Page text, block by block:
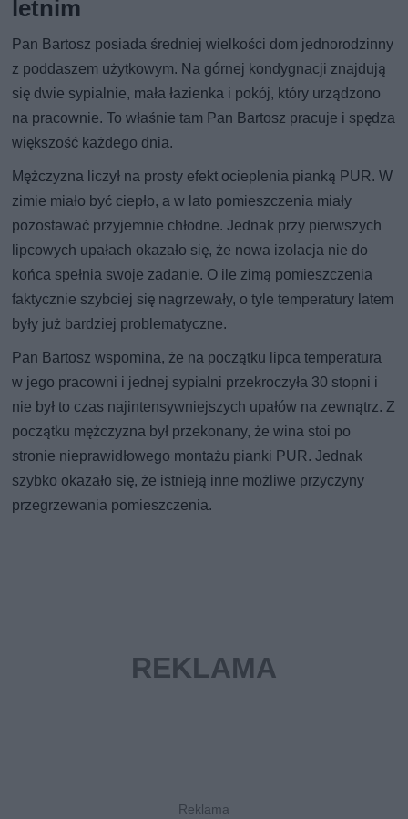
letnim
Pan Bartosz posiada średniej wielkości dom jednorodzinny
z poddaszem użytkowym. Na górnej kondygnacji znajdują
się dwie sypialnie, mała łazienka i pokój, który urządzono
na pracownie. To właśnie tam Pan Bartosz pracuje i spędza
większość każdego dnia.
Mężczyzna liczył na prosty efekt ocieplenia pianką PUR. W
zimie miało być ciepło, a w lato pomieszczenia miały
pozostawać przyjemnie chłodne. Jednak przy pierwszych
lipcowych upałach okazało się, że nowa izolacja nie do
końca spełnia swoje zadanie. O ile zimą pomieszczenia
faktycznie szybciej się nagrzewały, o tyle temperatury latem
były już bardziej problematyczne.
Pan Bartosz wspomina, że na początku lipca temperatura
w jego pracowni i jednej sypialni przekroczyła 30 stopni i
nie był to czas najintensywniejszych upałów na zewnątrz. Z
początku mężczyzna był przekonany, że wina stoi po
stronie nieprawidłowego montażu pianki PUR. Jednak
szybko okazało się, że istnieją inne możliwe przyczyny
przegrzewania pomieszczenia.